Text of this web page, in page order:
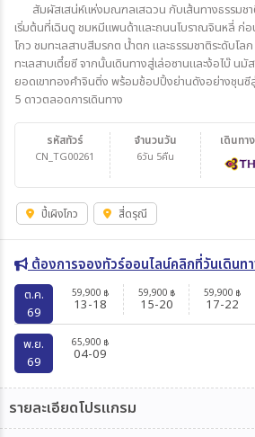
สัมผัสเสน่ห์แห่งมณฑลเสฉวน กับเส้นทางธรรม
เริ่มต้นที่เฉินตู ชมหมีแพนด้าและถนนโบราณจินหลี่ ก่อ
โกว ชมทะเลสาบสีมรกต น้ำตก และธรรมชาติระดับโ
ทะเลสาบเตี๋ยซี จากนั้นเดินทางสู่เล่อซานและง้อไบ๊ น
ยอดเขาทองคำจินติ่ง พร้อมช้อปปิ้งย่านดังอย่างชุนซี
5 ดาวตลอดการเดินทาง
รหัสทัวร์
CN_TG00261
จำนวนวัน
6วัน 5คืน
เดินทา
ปี้เผิงโกว สี่ดรุณี
ต้องการจองทัวร์ออนไลน์คลิกที่วันเดินท
ต.ค.
69
59,900 ฿
13-18
59,900 ฿
15-20
59,900 ฿
17-22
พ.ย.
69
65,900 ฿
04-09
รายละเอียดโปรแกรม